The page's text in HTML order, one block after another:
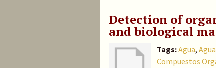
Detection of
and biological
Tags:Agua,
Compuestos